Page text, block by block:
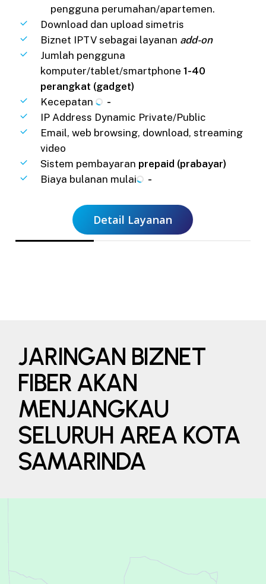
pengguna perumahan/apartemen.
Download dan upload simetris
Biznet IPTV sebagai layanan add-on
Jumlah pengguna
komputer/tablet/smartphone1-40
perangkat (gadget)
Kecepatan
-
IP Address Dynamic Private/Public
Email, web browsing, download, streaming
video
Sistem pembayaran prepaid (prabayar)
Biaya bulanan mulai
-
Detail Layanan
JARINGAN BIZNET
FIBER AKAN
MENJANGKAU
SELURUH AREA KOTA
SAMARINDA